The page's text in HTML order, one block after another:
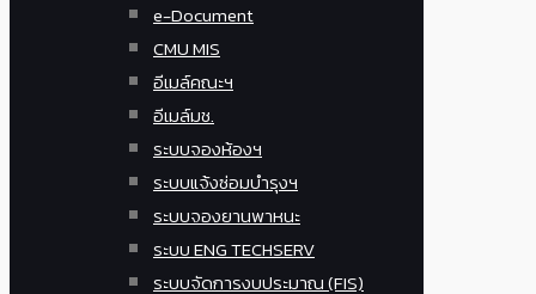
e-Document
CMU MIS
อีเมล์คณะฯ
อีเมล์มช.
ระบบจองห้องฯ
ระบบแจ้งซ่อมบำรุงฯ
ระบบจองยานพาหนะ
ระบบ ENG TECHSERV
ระบบจัดการงบประมาณ (FIS)